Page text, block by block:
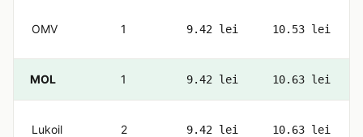
OMV 1 9.42 lei 10.53 lei
MOL 1 9.42 lei 10.63 lei
Lukoil 2 9.42 lei 10.63 lei